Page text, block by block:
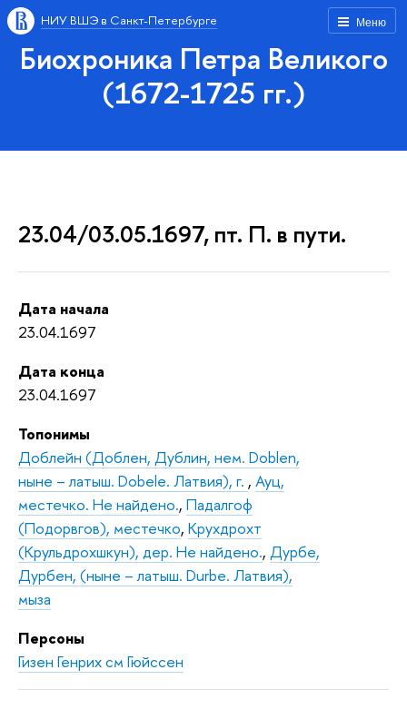
Меню
НИУ ВШЭ в Санкт-Петербурге
Биохроника Петра Великого
(1672-1725 гг.)
23.04/03.05.1697, пт. П. в пути.
Дата начала
23.04.1697
Дата конца
23.04.1697
Топонимы
Доблейн (Доблен, Дублин, нем. Doblen,
ныне – латыш. Dobele. Латвия), г. , Ауц,
местечко. Не найдено., Падалгоф
(Подорвгов), местечко, Крухдрохт
(Крульдрохшкун), дер. Не найдено., Дурбе,
Дурбен, (ныне – латыш. Durbe. Латвия),
мыза
Персоны
Гизен Генрих см Гюйссен